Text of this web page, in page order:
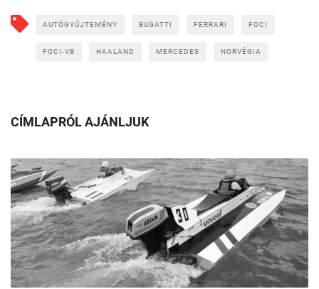
AUTÓGYŰJTEMÉNY BUGATTI FERRARI FOCI
FOCI-VB HAALAND MERCEDES NORVÉGIA
CÍMLAPRÓL AJÁNLJUK